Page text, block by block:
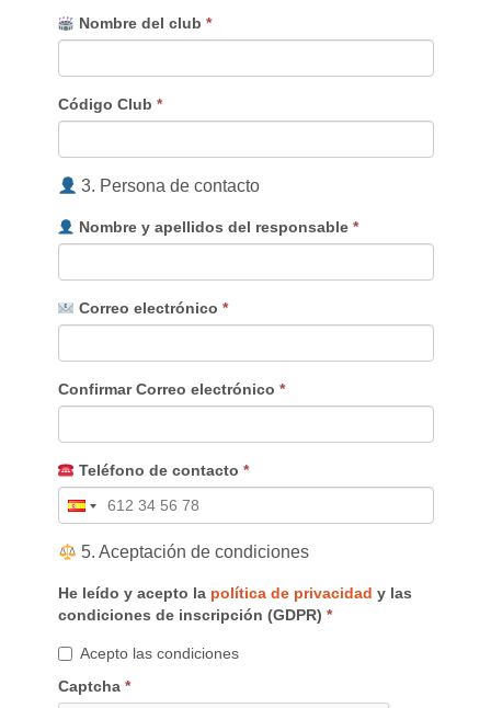
Nombre del club*
Código Club *
3. Persona de contacto
Nombre y apellidos del responsable*
Correo electrónico*
Confirmar Correo electrónico *
Teléfono de contacto*
5. Aceptación de condiciones
He leído y acepto la política de privacidad y las
condiciones de inscripción (GDPR) *
Acepto las condiciones
Captcha *